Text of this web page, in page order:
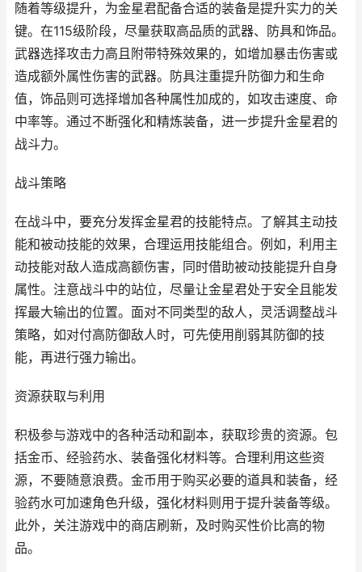
随着等级提升，为金星君配备合适的装备是提升实力的关
键。在115级阶段，尽量获取高品质的武器、防具和饰品。
武器选择攻击力高且附带特殊效果的，如增加暴击伤害或
造成额外属性伤害的武器。防具注重提升防御力和生命
值，饰品则可选择增加各种属性加成的，如攻击速度、命
中率等。通过不断强化和精炼装备，进一步提升金星君的
战斗力。
战斗策略
在战斗中，要充分发挥金星君的技能特点。了解其主动技
能和被动技能的效果，合理运用技能组合。例如，利用主
动技能对敌人造成高额伤害，同时借助被动技能提升自身
属性。注意战斗中的站位，尽量让金星君处于安全且能发
挥最大输出的位置。面对不同类型的敌人，灵活调整战斗
策略，如对付高防御敌人时，可先使用削弱其防御的技
能，再进行强力输出。
资源获取与利用
积极参与游戏中的各种活动和副本，获取珍贵的资源。包
括金币、经验药水、装备强化材料等。合理利用这些资
源，不要随意浪费。金币用于购买必要的道具和装备，经
验药水可加速角色升级，强化材料则用于提升装备等级。
此外，关注游戏中的商店刷新，及时购买性价比高的物
品。